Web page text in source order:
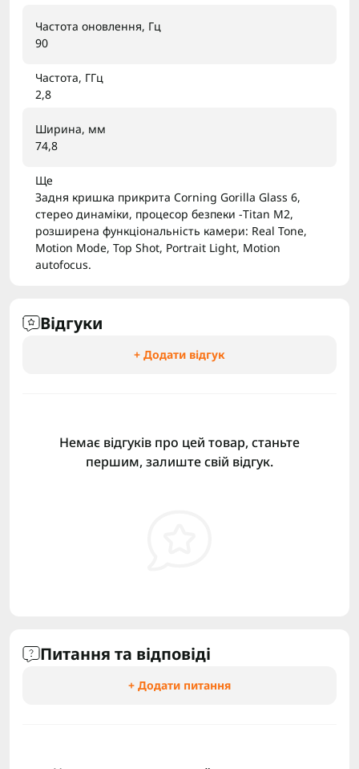
Частота оновлення, Гц
90
Частота, ГГц
2,8
Ширина, мм
74,8
Ще
Задня кришка прикрита Corning Gorilla Glass 6,
стерео динаміки, процесор безпеки -Titan M2,
розширена функціональність камери: Real Tone,
Motion Mode, Top Shot, Portrait Light, Motion
autofocus.
Відгуки
+ Додати відгук
Немає відгуків про цей товар, станьте
першим, залиште свій відгук.
Питання та відповіді
+ Додати питання